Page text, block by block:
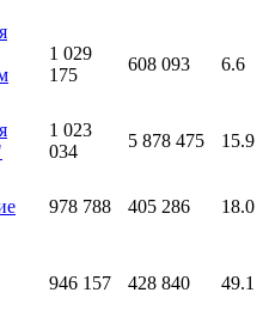
1 029
175
608 093 6.6
1 023
034
5 878 475 15.9
978 788 405 286 18.0
946 157 428 840 49.1